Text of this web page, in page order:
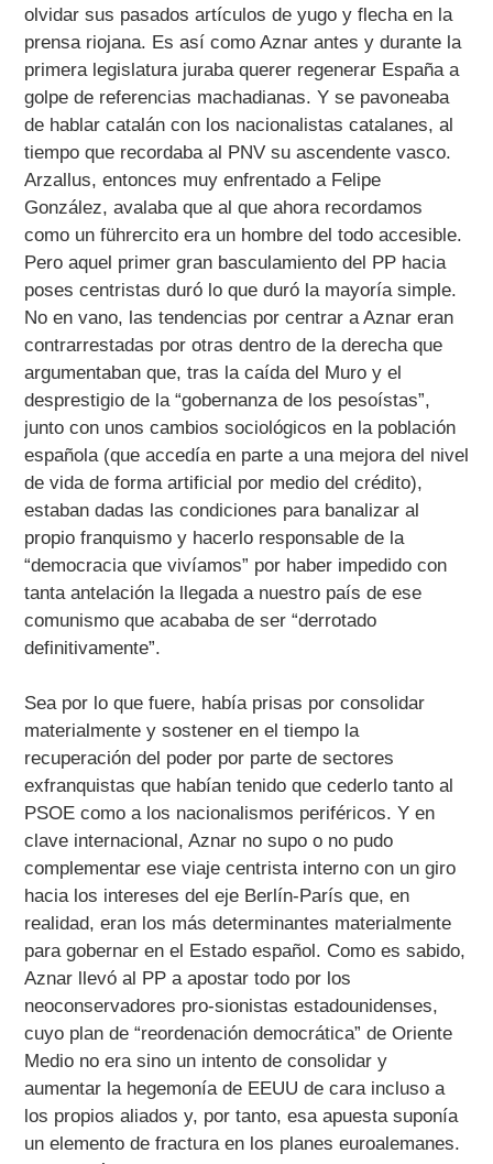
olvidar sus pasados artículos de yugo y flecha en la
prensa riojana. Es así como Aznar antes y durante la
primera legislatura juraba querer regenerar España a
golpe de referencias machadianas. Y se pavoneaba
de hablar catalán con los nacionalistas catalanes, al
tiempo que recordaba al PNV su ascendente vasco.
Arzallus, entonces muy enfrentado a Felipe
González, avalaba que al que ahora recordamos
como un führercito era un hombre del todo accesible.
Pero aquel primer gran basculamiento del PP hacia
poses centristas duró lo que duró la mayoría simple.
No en vano, las tendencias por centrar a Aznar eran
contrarrestadas por otras dentro de la derecha que
argumentaban que, tras la caída del Muro y el
desprestigio de la “gobernanza de los pesoístas”,
junto con unos cambios sociológicos en la población
española (que accedía en parte a una mejora del nivel
de vida de forma artificial por medio del crédito),
estaban dadas las condiciones para banalizar al
propio franquismo y hacerlo responsable de la
“democracia que vivíamos” por haber impedido con
tanta antelación la llegada a nuestro país de ese
comunismo que acababa de ser “derrotado
definitivamente”.
Sea por lo que fuere, había prisas por consolidar
materialmente y sostener en el tiempo la
recuperación del poder por parte de sectores
exfranquistas que habían tenido que cederlo tanto al
PSOE como a los nacionalismos periféricos. Y en
clave internacional, Aznar no supo o no pudo
complementar ese viaje centrista interno con un giro
hacia los intereses del eje Berlín-París que, en
realidad, eran los más determinantes materialmente
para gobernar en el Estado español. Como es sabido,
Aznar llevó al PP a apostar todo por los
neoconservadores pro-sionistas estadounidenses,
cuyo plan de “reordenación democrática” de Oriente
Medio no era sino un intento de consolidar y
aumentar la hegemonía de EEUU de cara incluso a
los propios aliados y, por tanto, esa apuesta suponía
un elemento de fractura en los planes euroalemanes.